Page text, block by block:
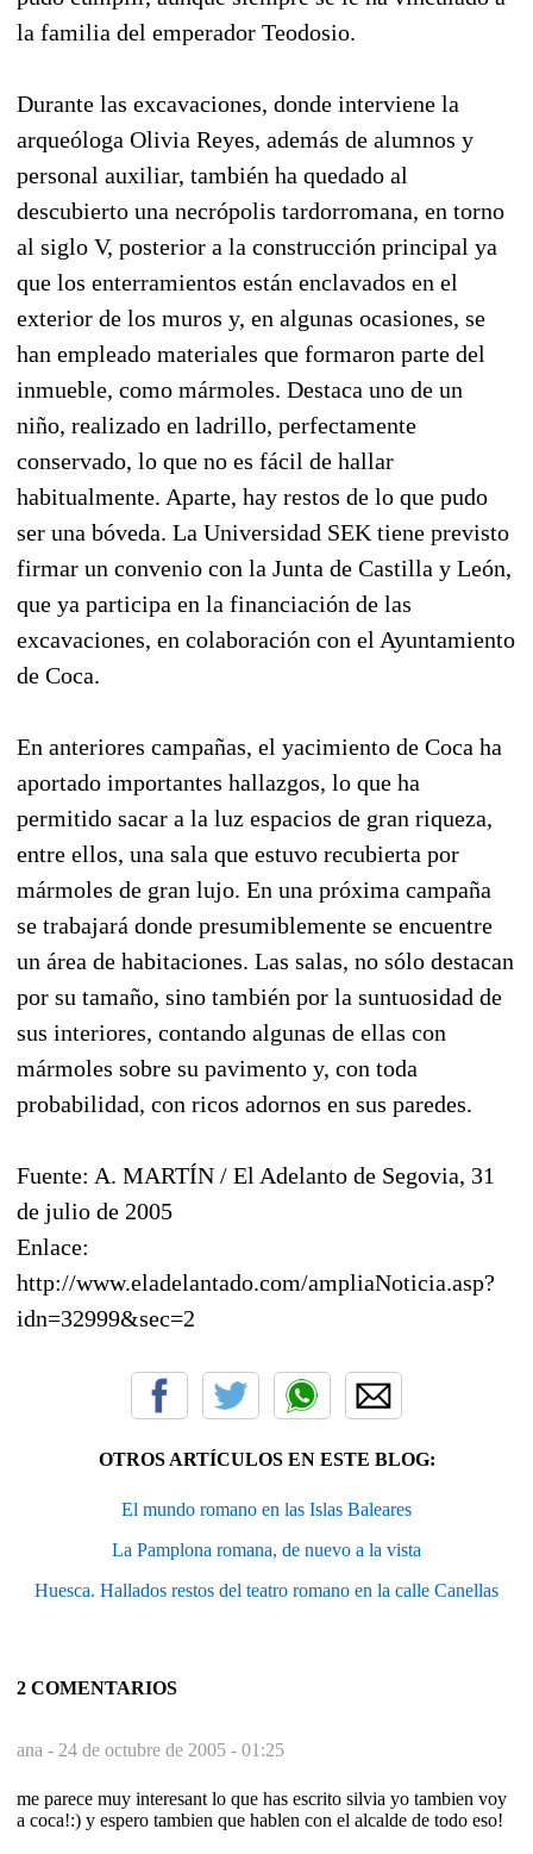
la familia del emperador Teodosio.
Durante las excavaciones, donde interviene la
arqueóloga Olivia Reyes, además de alumnos y
personal auxiliar, también ha quedado al
descubierto una necrópolis tardorromana, en torno
al siglo V, posterior a la construcción principal ya
que los enterramientos están enclavados en el
exterior de los muros y, en algunas ocasiones, se
han empleado materiales que formaron parte del
inmueble, como mármoles. Destaca uno de un
niño, realizado en ladrillo, perfectamente
conservado, lo que no es fácil de hallar
habitualmente. Aparte, hay restos de lo que pudo
ser una bóveda. La Universidad SEK tiene previsto
firmar un convenio con la Junta de Castilla y León,
que ya participa en la financiación de las
excavaciones, en colaboración con el Ayuntamiento
de Coca.
En anteriores campañas, el yacimiento de Coca ha
aportado importantes hallazgos, lo que ha
permitido sacar a la luz espacios de gran riqueza,
entre ellos, una sala que estuvo recubierta por
mármoles de gran lujo. En una próxima campaña
se trabajará donde presumiblemente se encuentre
un área de habitaciones. Las salas, no sólo destacan
por su tamaño, sino también por la suntuosidad de
sus interiores, contando algunas de ellas con
mármoles sobre su pavimento y, con toda
probabilidad, con ricos adornos en sus paredes.
Fuente: A. MARTÍN / El Adelanto de Segovia, 31
de julio de 2005
Enlace:
http://www.eladelantado.com/ampliaNoticia.asp?
idn=32999&sec=2
OTROS ARTÍCULOS EN ESTE BLOG:
El mundo romano en las Islas Baleares
La Pamplona romana, de nuevo a la vista
Huesca. Hallados restos del teatro romano en la calle Canellas
2 COMENTARIOS
ana - 24 de octubre de 2005 - 01:25
me parece muy interesant lo que has escrito silvia yo tambien voy
a coca!:) y espero tambien que hablen con el alcalde de todo eso!